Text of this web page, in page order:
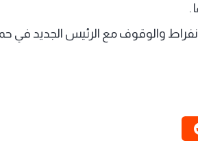
.
والوقوف مع الرئيس الجديد في